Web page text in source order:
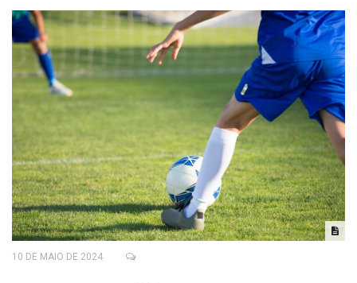
10 DE MAIO DE 2024